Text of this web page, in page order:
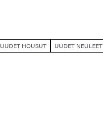
UUDET HOUSUT UUDET NEULEET